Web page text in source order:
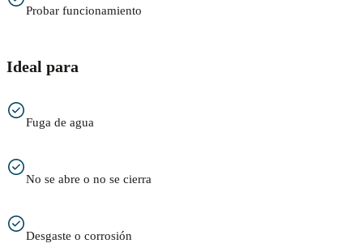
Probar funcionamiento
Ideal para
Fuga de agua
No se abre o no se cierra
Desgaste o corrosión